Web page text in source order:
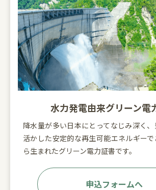
水力発電由来グリーン電
降水量が多い日本にとってなじみ深く
活かした安定的な再生可能エネルギー
ら生まれたグリーン電力証書です。
申込フォームへ